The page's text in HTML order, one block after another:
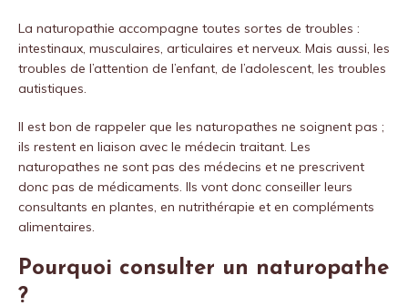
La naturopathie accompagne toutes sortes de troubles :
intestinaux, musculaires, articulaires et nerveux. Mais aussi, les
troubles de l’attention de l’enfant, de l’adolescent, les troubles
autistiques.
Il est bon de rappeler que les naturopathes ne soignent pas ;
ils restent en liaison avec le médecin traitant. Les
naturopathes ne sont pas des médecins et ne prescrivent
donc pas de médicaments. Ils vont donc conseiller leurs
consultants en plantes, en nutrithérapie et en compléments
alimentaires.
Pourquoi consulter un naturopathe
?